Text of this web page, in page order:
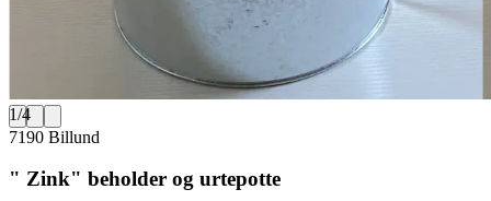
1/4
7190 Billund
" Zink" beholder og urtepotte